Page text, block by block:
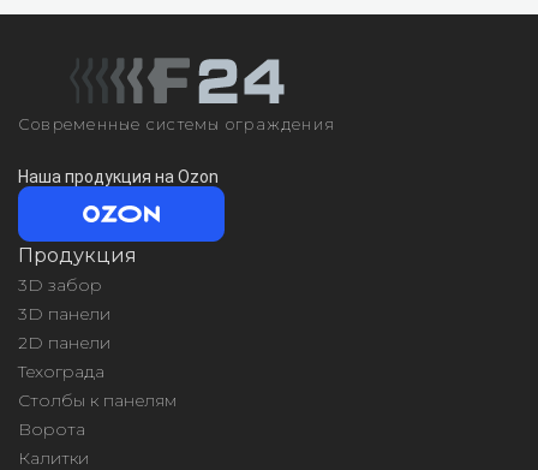
Современные системы ограждения
Наша продукция на Ozon
Продукция
3D забор
3D панели
2D панели
Техограда
Столбы к панелям
Ворота
Калитки